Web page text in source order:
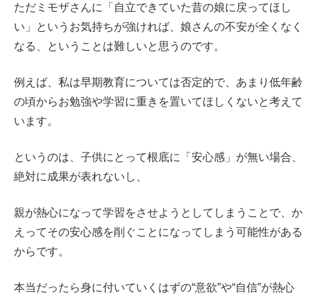
ただミモザさんに「自立できていた昔の娘に戻ってほし
い」というお気持ちが強ければ、娘さんの不安が全くなく
なる、ということは難しいと思うのです。
例えば、私は早期教育については否定的で、あまり低年齢
の頃からお勉強や学習に重きを置いてほしくないと考えて
います。
というのは、子供にとって根底に「安心感」が無い場合、
絶対に成果が表れないし、
親が熱心になって学習をさせようとしてしまうことで、か
えってその安心感を削ぐことになってしまう可能性がある
からです。
本当だったら身に付いていくはずの“意欲”や“自信”が熱心